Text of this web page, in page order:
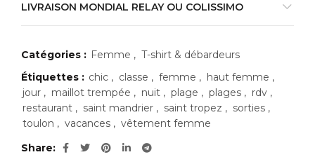
LIVRAISON MONDIAL RELAY OU COLISSIMO
Catégories : Femme , T-shirt & débardeurs
Étiquettes : chic , classe , femme , haut femme ,
jour , maillot trempée , nuit , plage , plages , rdv ,
restaurant , saint mandrier , saint tropez , sorties ,
toulon , vacances , vêtement femme
Share